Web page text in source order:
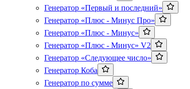
Генератор «Первый и последний»
Генератор «Плюс - Минус Про»
Генератор «Плюс - Минус»
Генератор «Плюс - Минус» V2
Генератор «Следующее число»
Генератор Коба
Генератор по сумме